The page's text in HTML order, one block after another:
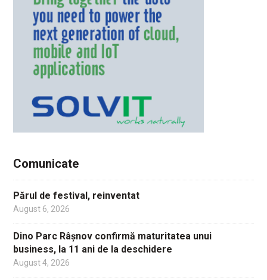
Comunicate
Părul de festival, reinventat
August 6, 2026
Dino Parc Râșnov confirmă maturitatea unui
business, la 11 ani de la deschidere
August 4, 2026